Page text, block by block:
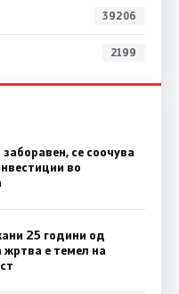
39206
2199
се соочува
во
25 години од
е темел на